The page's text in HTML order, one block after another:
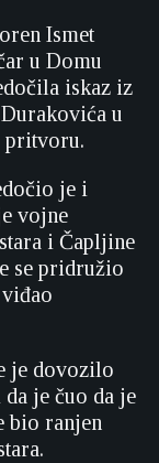
Ismet
u Domu
iskaz iz
u
pritvoru.
je i
vojne
i Čapljine
se pridružio
je dovozilo
je čuo da je
bio ranjen